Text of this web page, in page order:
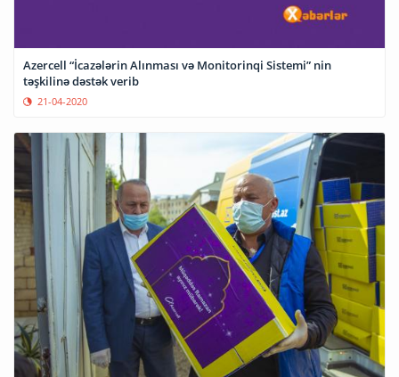
Azercell “İcazələrin Alınması və Monitorinqi Sistemi” nin
təşkilinə dəstək verib
21-04-2020